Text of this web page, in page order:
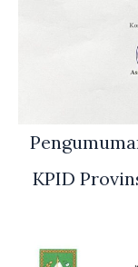
KPID